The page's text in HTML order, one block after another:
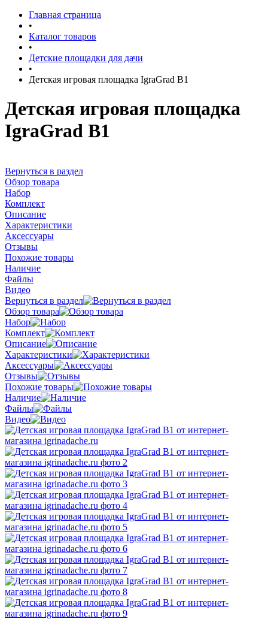
Главная страница
•
Каталог товаров
•
Детские площадки для дачи
•
Детская игровая площадка IgraGrad В1
Детская игровая площадка
IgraGrad В1
Вернуться в раздел
Обзор товара
Набор
Комплект
Описание
Характеристики
Аксессуары
Отзывы
Похожие товары
Наличие
Файлы
Видео
Вернуться в раздел
Обзор товара
Набор
Комплект
Описание
Характеристики
Аксессуары
Отзывы
Похожие товары
Наличие
Файлы
Видео